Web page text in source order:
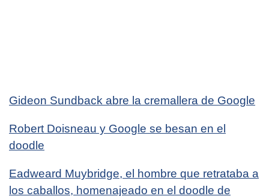
Gideon Sundback abre la cremallera de Google
Robert Doisneau y Google se besan en el
doodle
Eadweard Muybridge, el hombre que retrataba a
los caballos, homenajeado en el doodle de